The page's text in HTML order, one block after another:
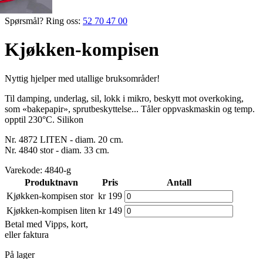
Spørsmål? Ring oss:
Kjøkken-kompisen
Nyttig hjelper med utallige bruks­områder!
Til damping, underlag, sil, lokk i mikro, beskytt mot over­koking,